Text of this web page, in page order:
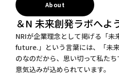
About
＆N 未来創発ラボへよ
NRIが企業理念として掲げる「
future.」という言葉には、「未
のなのだから、思い切って私た
意気込みが込められています。